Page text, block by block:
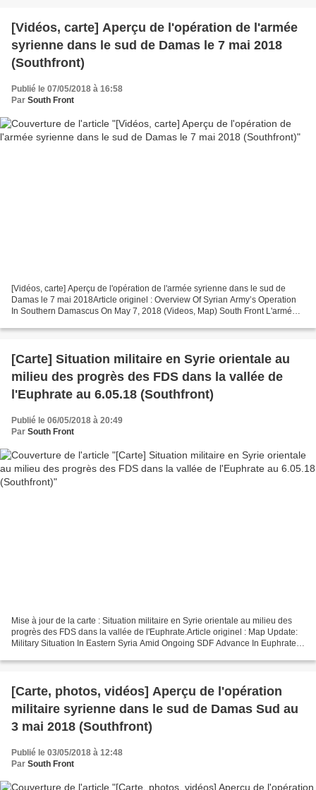
[Vidéos, carte] Aperçu de l'opération de l'armée
syrienne dans le sud de Damas le 7 mai 2018
(Southfront)
Publié le 07/05/2018 à 16:58
Par South Front
[Vidéos, carte] Aperçu de l'opération de l'armée syrienne dans le sud de
Damas le 7 mai 2018Article originel : Overview Of Syrian Army’s Operation
In Southern Damascus On May 7, 2018 (Videos, Map) South Front L'armée
[Carte] Situation militaire en Syrie orientale au
milieu des progrès des FDS dans la vallée de
l'Euphrate au 6.05.18 (Southfront)
Publié le 06/05/2018 à 20:49
Par South Front
Mise à jour de la carte : Situation militaire en Syrie orientale au milieu des
progrès des FDS dans la vallée de l'Euphrate.Article originel : Map Update:
Military Situation In Eastern Syria Amid Ongoing SDF Advance In Euphrates
[Carte, photos, vidéos] Aperçu de l'opération
militaire syrienne dans le sud de Damas Sud au
3 mai 2018 (Southfront)
Publié le 03/05/2018 à 12:48
Par South Front